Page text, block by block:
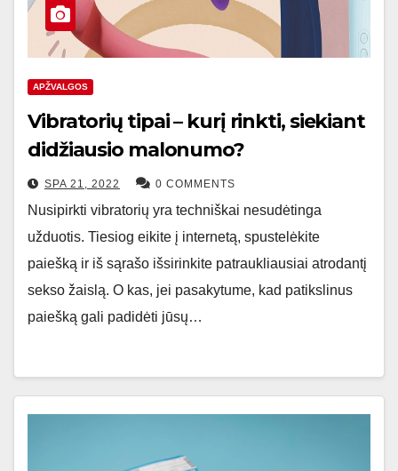
APŽVALGOS
Vibratorių tipai – kurį rinkti, siekiant
didžiausio malonumo?
SPA 21, 2022 0 COMMENTS
Nusipirkti vibratorių yra techniškai nesudėtinga
užduotis. Tiesiog eikite į internetą, spustelėkite
paiešką ir iš sąrašo išsirinkite patraukliausiai atrodantį
sekso žaislą. O kas, jei pasakytume, kad patikslinus
paiešką gali padidėti jūsų…